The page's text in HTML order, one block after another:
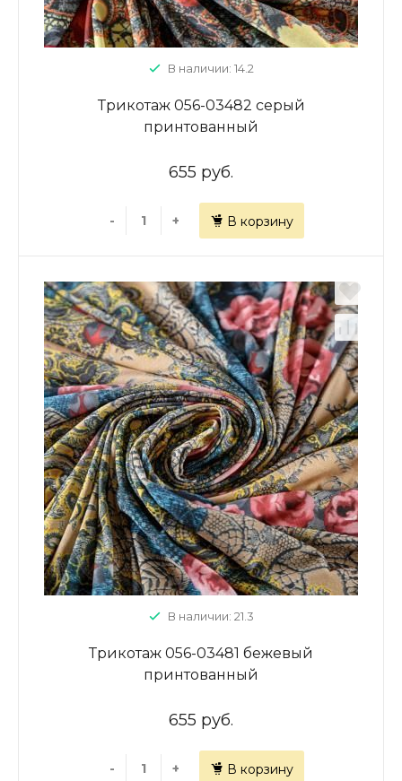
В наличии: 14.2
Трикотаж 056-03482 серый
принтованный
655 руб.
- + В корзину
В наличии: 21.3
Трикотаж 056-03481 бежевый
принтованный
655 руб.
- + В корзину